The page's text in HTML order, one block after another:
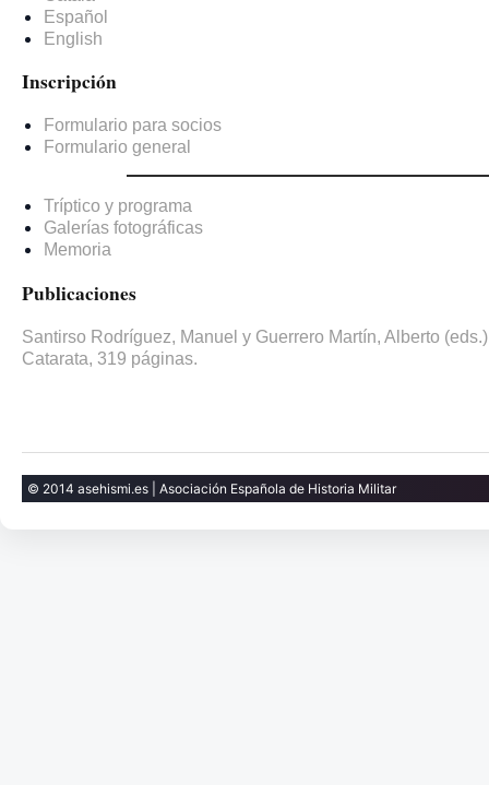
Español
English
Inscripción
Formulario para socios
Formulario general
Tríptico y programa
Galerías fotográficas
Memoria
Publicaciones
Santirso Rodríguez, Manuel y Guerrero Martín, Alberto
Catarata, 319 páginas.
© 2014 asehismi.es | Asociación Española de Historia Militar